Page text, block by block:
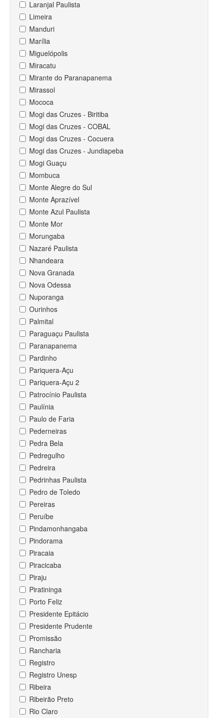
Laranjal Paulista
Limeira
Manduri
Marília
Miguelópolis
Miracatu
Mirante do Paranapanema
Mirassol
Mococa
Mogi das Cruzes - Biritiba
Mogi das Cruzes - COBAL
Mogi das Cruzes - Cocuera
Mogi das Cruzes - Jundiapeba
Mogi Guaçu
Mombuca
Monte Alegre do Sul
Monte Aprazível
Monte Azul Paulista
Monte Mor
Morungaba
Nazaré Paulista
Nhandeara
Nova Granada
Nova Odessa
Nuporanga
Ourinhos
Palmital
Paraguaçu Paulista
Paranapanema
Pardinho
Pariquera-Açu
Pariquera-Açu 2
Patrocínio Paulista
Paulínia
Paulo de Faria
Pederneiras
Pedra Bela
Pedregulho
Pedreira
Pedrinhas Paulista
Pedro de Toledo
Pereiras
Peruíbe
Pindamonhangaba
Pindorama
Piracaia
Piracicaba
Piraju
Piratininga
Porto Feliz
Presidente Epitácio
Presidente Prudente
Promissão
Rancharia
Registro
Registro Unesp
Ribeira
Ribeirão Preto
Rio Claro